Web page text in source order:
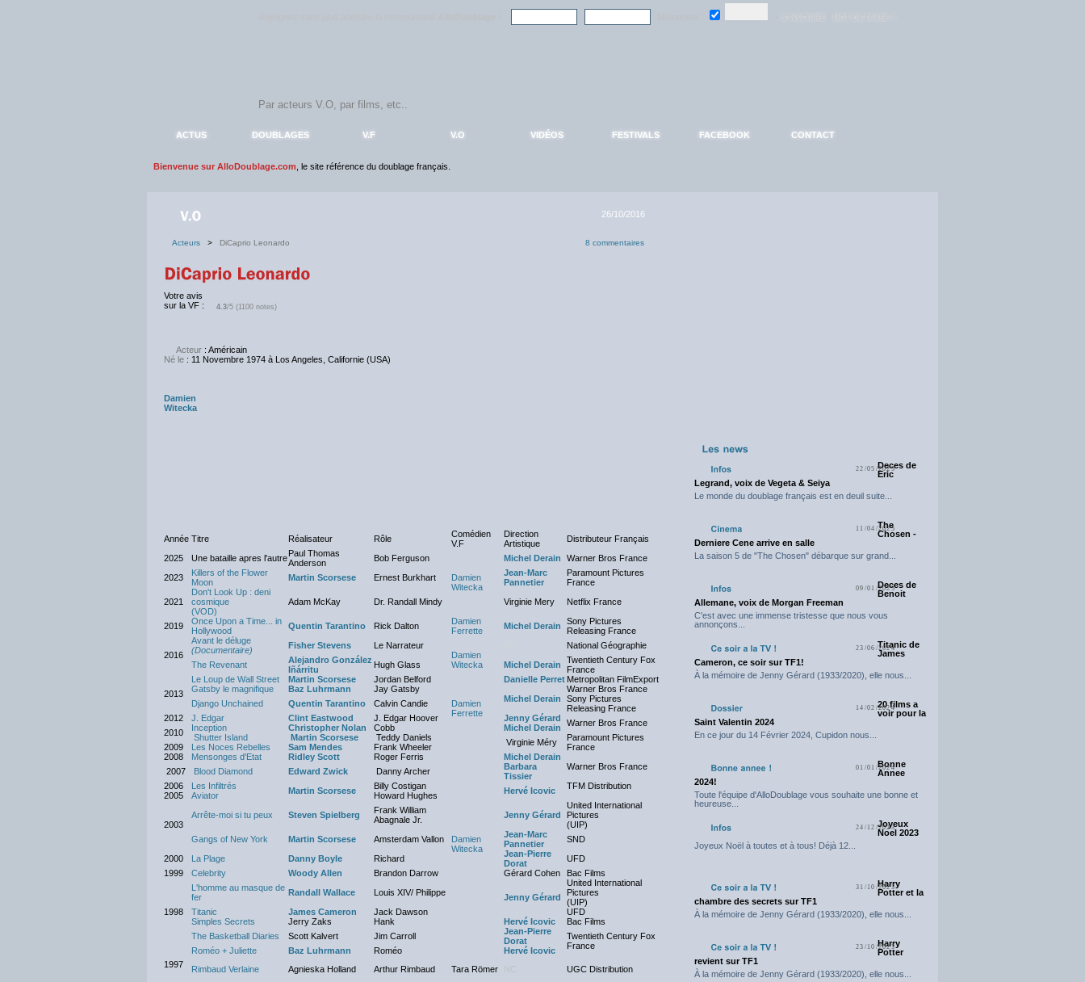
ACTUS DOUBLAGES V.F V.O VIDÉOS FESTIVALS FACEBOOK CONTACT
Bienvenue sur AlloDoublage.com , le site référence du doublage français.
26/10/2016
Acteurs > DiCaprio Leonardo 8 commentaires
Votre avis
sur la VF :
4.3/5 (1100 notes)
Acteur : Américain
Né le : 11 Novembre 1974 à Los Angeles, Californie (USA)
Damien
Witecka
Année Titre Réalisateur Rôle
Comédien
V.F
Direction
Artistique
Distributeur Français
2025
Une bataille apres l'autrePaul Thomas
Anderson
Bob Ferguson
Damien
Witecka
Michel Derain
Warner Bros France
2023
Killers of the Flower
Moon
Martin Scorsese Ernest Burkhart
Jean-Marc
Pannetier
Paramount Pictures
France
2021
Don't Look Up : deni
cosmique
(VOD)
Adam McKay Dr. Randall Mindy Virginie Mery Netflix France
2019
Once Upon a Time... in
Hollywood
Quentin Tarantino Rick Dalton
Damien
Ferrette
Michel Derain
Sony Pictures
Releasing France
2016
Avant le déluge
(Documentaire)
Fisher Stevens
Le Narrateur
Damien
Witecka
National Géographie
The Revenant
Alejandro González
Iñárritu
Hugh Glass Michel Derain
Twentieth Century Fox
France
2013
Le Loup de Wall Street Martin Scorsese Jordan Belford Danielle Perret Metropolitan FilmExport
Gatsby le magnifique
Baz Luhrmann
Jay Gatsby
Damien
Ferrette
Michel Derain
Warner Bros France
Django Unchained
Quentin Tarantino Calvin Candie
Sony Pictures
Releasing France
2012
J. Edgar Clint Eastwood J. Edgar Hoover Jenny Gérard
Warner Bros France
2010
Inception Christopher Nolan Cobb
Michel Derain
Shutter Island
Martin Scorsese Teddy Daniels
Damien
Witecka
Virginie Méry
Paramount Pictures
France
2009 Les Noces Rebelles Sam Mendes
Frank Wheeler
2008
Mensonges d'Etat Ridley Scott Roger Ferris
Michel Derain
Warner Bros France
2007 Blood Diamond Edward Zwick Danny Archer
Barbara
Tissier
2006
Les Infiltrés Martin Scorsese Billy Costigan Hervé Icovic
TFM Distribution
2005
Aviator Howard Hughes
2003
Arrête-moi si tu peux Steven Spielberg
Frank William
Abagnale Jr.
Jenny Gérard
United International
Pictures
(UIP)
Gangs of New York
Martin Scorsese Amsterdam Vallon
Jean-Marc
Pannetier
SND
2000
La Plage Danny Boyle Richard
Jean-Pierre
Dorat
UFD
1999
Celebrity Woody Allen Brandon Darrow Gérard Cohen Bac Films
1998
L'homme au masque de
fer
Randall Wallace Louis XIV/ Philippe Jenny Gérard
United International
Pictures
(UIP)
Titanic
James Cameron Jack Dawson
UFD
Simples Secrets
Jerry Zaks Hank Hervé Icovic
Bac Films
The Basketball Diaries
Scott Kalvert Jim Carroll
Jean-Pierre
Dorat
Twentieth Century Fox
France
1997
Roméo + Juliette Baz Luhrmann Roméo
Hervé Icovic
Rimbaud Verlaine
Agnieska Holland Arthur Rimbaud Tara Römer NC UGC Distribution
22/05/2025Deces de
Eric
Legrand, voix de Vegeta & Seiya
Le monde du doublage français est en deuil suite...
11/04/2025
The
Chosen -
Derniere Cene arrive en salle
La saison 5 de "The Chosen" débarque sur grand...
09/01/2025Deces de
Benoit
Allemane, voix de Morgan Freeman
C'est avec une immense tristesse que nous vous
annonçons...
23/06/2024Titanic de
James
Cameron, ce soir sur TF1!
À la mémoire de Jenny Gérard (1933/2020), elle nous...
14/02/202420 films a
voir pour la
Saint Valentin 2024
En ce jour du 14 Février 2024, Cupidon nous...
01/01/2024
Bonne
Annee
2024!
Toute l'équipe d'AlloDoublage vous souhaite une bonne et
heureuse...
24/12/2023
Joyeux
Noel 2023
Joyeux Noël à toutes et à tous! Déjà 12...
31/10/2023
Harry
Potter et la
chambre des secrets sur TF1
À la mémoire de Jenny Gérard (1933/2020), elle nous...
23/10/2023
Harry
Potter
revient sur TF1
À la mémoire de Jenny Gérard (1933/2020), elle nous...